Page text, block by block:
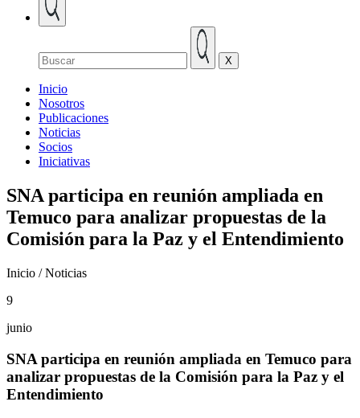
X
Inicio
Nosotros
Publicaciones
Noticias
Socios
Iniciativas
SNA participa en reunión ampliada en
Temuco para analizar propuestas de la
Comisión para la Paz y el Entendimiento
Inicio / Noticias
9
junio
SNA participa en reunión ampliada en Temuco para
analizar propuestas de la Comisión para la Paz y el
Entendimiento